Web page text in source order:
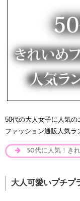
50代の大人女子に人気
ファッション通販人気ラ
50代に人気！き
大人可愛いプチプ